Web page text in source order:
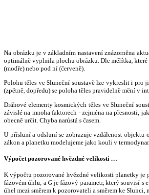
Na obrázku je v základním nastavení znázorněna
optimálně vyplnila plochu obrázku. Dle měřítka,
(modře) nebo pod ní (červeně).
Polohu těles ve Sluneční soustavě lze vykreslit i pro
(zpětně, dopředu) se poloha těles pravidelně mění v
Dráhové elementy kosmických těles ve Sluneční
závislé na mnoha faktorech - zejména na přesnosti,
obecně určit. Chyba narůstá s časem.
U přísluní a odsluní se zobrazuje vzdálenost objektu
zákon a planetku modelujeme jako kouli v
Výpočet pozorované hvězdné velikosti …
K výpočtu pozorované hvězdné velikosti planetky je
fázovém úhlu, a Gje fázový parametr, který souvisí s
úhel mezi směrem k pozorovateli a směrem ke